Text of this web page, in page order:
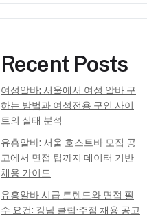
Recent Posts
여성알바: 서울에서 여성 알바 구
하는 방법과 여성전용 구인 사이
트의 실태 분석
유흥알바: 서울 호스트바 모집 공
고에서 면접 팁까지 데이터 기반
채용 가이드
유흥알바 시급 트렌드와 면접 필
수 요건: 강남 클럽·주점 채용 공고